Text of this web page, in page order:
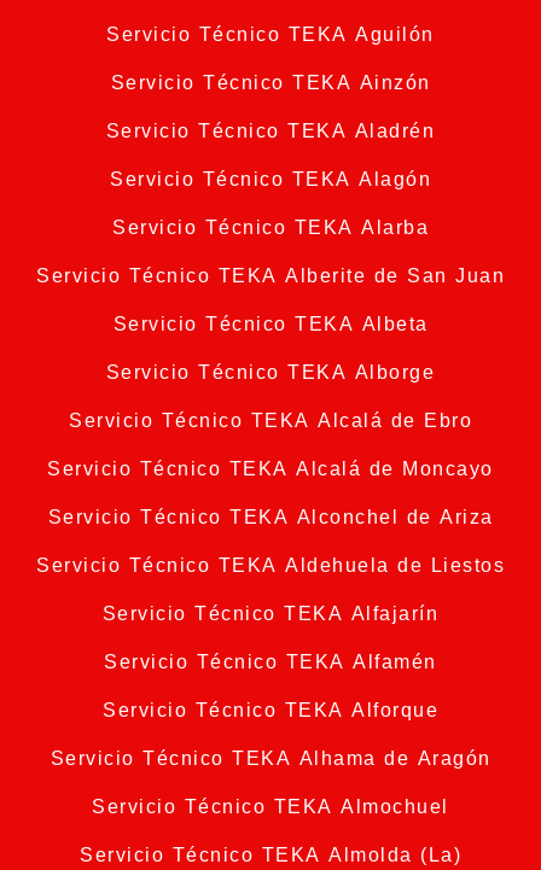
Servicio Técnico TEKA Aguilón
Servicio Técnico TEKA Ainzón
Servicio Técnico TEKA Aladrén
Servicio Técnico TEKA Alagón
Servicio Técnico TEKA Alarba
Servicio Técnico TEKA Alberite de San Juan
Servicio Técnico TEKA Albeta
Servicio Técnico TEKA Alborge
Servicio Técnico TEKA Alcalá de Ebro
Servicio Técnico TEKA Alcalá de Moncayo
Servicio Técnico TEKA Alconchel de Ariza
Servicio Técnico TEKA Aldehuela de Liestos
Servicio Técnico TEKA Alfajarín
Servicio Técnico TEKA Alfamén
Servicio Técnico TEKA Alforque
Servicio Técnico TEKA Alhama de Aragón
Servicio Técnico TEKA Almochuel
Servicio Técnico TEKA Almolda (La)